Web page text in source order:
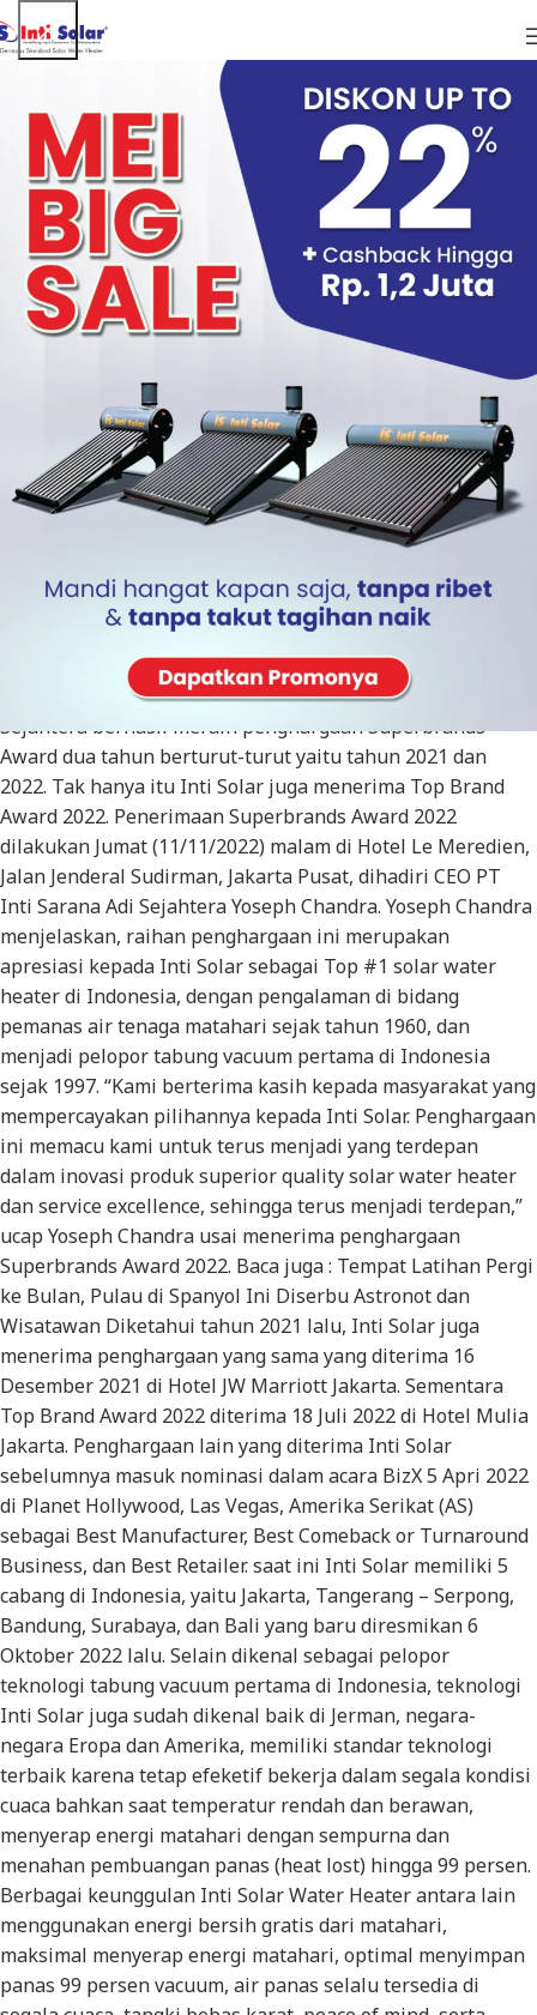
Pemanas Air Tenaga Matahari Inti Solar Raih
Superbrands Award
JAKARTA – Inti Solar, alat pemanas air tenaga matahari
(solar water heater) dengan teknologi tabung vacuum
(vacuum tubes solar water heater) dari PT Inti Sarana Adi
Sejahtera berhasil meraih penghargaan Superbrands
Award dua tahun berturut-turut yaitu tahun 2021 dan
2022. Tak hanya itu Inti Solar juga menerima Top Brand
Award 2022. Penerimaan Superbrands Award 2022
dilakukan Jumat (11/11/2022) malam di Hotel Le Meredien,
Jalan Jenderal Sudirman, Jakarta Pusat, dihadiri CEO PT
Inti Sarana Adi Sejahtera Yoseph Chandra. Yoseph Chandra
menjelaskan, raihan penghargaan ini merupakan
apresiasi kepada Inti Solar sebagai Top #1 solar water
heater di Indonesia, dengan pengalaman di bidang
pemanas air tenaga matahari sejak tahun 1960, dan
menjadi pelopor tabung vacuum pertama di Indonesia
sejak 1997. “Kami berterima kasih kepada masyarakat yang
mempercayakan pilihannya kepada Inti Solar. Penghargaan
ini memacu kami untuk terus menjadi yang terdepan
dalam inovasi produk superior quality solar water heater
dan service excellence, sehingga terus menjadi terdepan,”
ucap Yoseph Chandra usai menerima penghargaan
Superbrands Award 2022. Baca juga : Tempat Latihan Pergi
ke Bulan, Pulau di Spanyol Ini Diserbu Astronot dan
Wisatawan Diketahui tahun 2021 lalu, Inti Solar juga
menerima penghargaan yang sama yang diterima 16
Desember 2021 di Hotel JW Marriott Jakarta. Sementara
Top Brand Award 2022 diterima 18 Juli 2022 di Hotel Mulia
Jakarta. Penghargaan lain yang diterima Inti Solar
sebelumnya masuk nominasi dalam acara BizX 5 Apri 2022
di Planet Hollywood, Las Vegas, Amerika Serikat (AS)
sebagai Best Manufacturer, Best Comeback or Turnaround
Business, dan Best Retailer. saat ini Inti Solar memiliki 5
cabang di Indonesia, yaitu Jakarta, Tangerang – Serpong,
Bandung, Surabaya, dan Bali yang baru diresmikan 6
Oktober 2022 lalu. Selain dikenal sebagai pelopor
teknologi tabung vacuum pertama di Indonesia, teknologi
Inti Solar juga sudah dikenal baik di Jerman, negara-
negara Eropa dan Amerika, memiliki standar teknologi
terbaik karena tetap efeketif bekerja dalam segala kondisi
cuaca bahkan saat temperatur rendah dan berawan,
menyerap energi matahari dengan sempurna dan
menahan pembuangan panas (heat lost) hingga 99 persen.
Berbagai keunggulan Inti Solar Water Heater antara lain
menggunakan energi bersih gratis dari matahari,
maksimal menyerap energi matahari, optimal menyimpan
panas 99 persen vacuum, air panas selalu tersedia di